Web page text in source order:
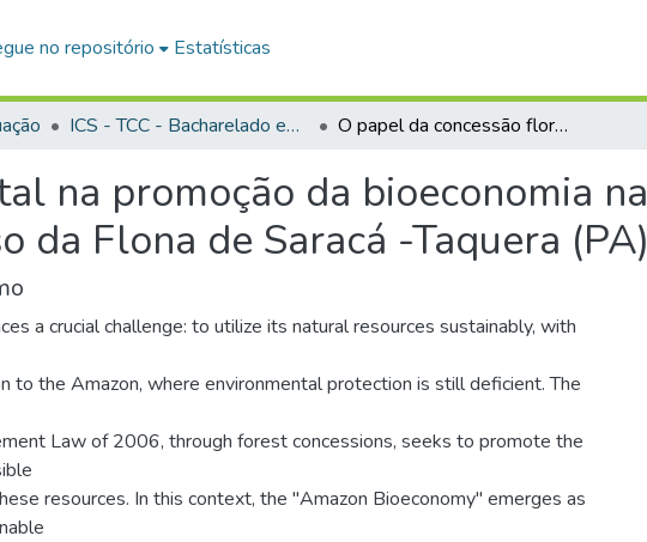
no repositório Estatísticas
ICS - TCC - Bacharelado em Gestão Pública e Desenvolvimento Regional O papel da concessão florestal na promoção da bioeconomia na Amazônia: um estudo de caso da Flona de Saracá -Taquera (PA)
na promoção da bioeconomia na
da Flona de Saracá -Taquera (PA)
a crucial challenge: to utilize its natural resources sustainably, with
to the Amazon, where environmental protection is still deficient. The
Law of 2006, through forest concessions, seeks to promote the
resources. In this context, the "Amazon Bioeconomy" emerges as